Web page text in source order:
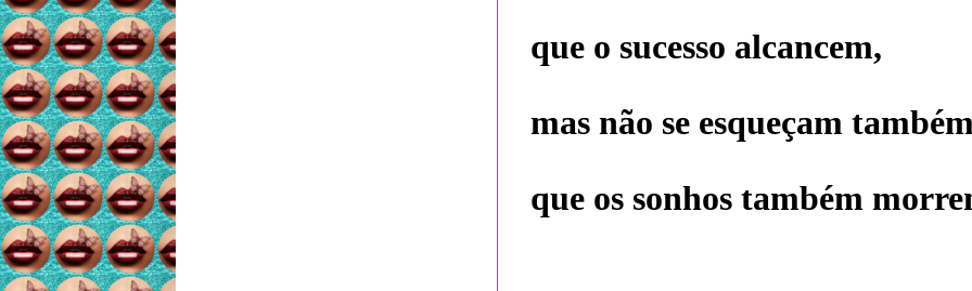
que o sucesso alcancem,
mas não se esqueçam
que os sonhos também